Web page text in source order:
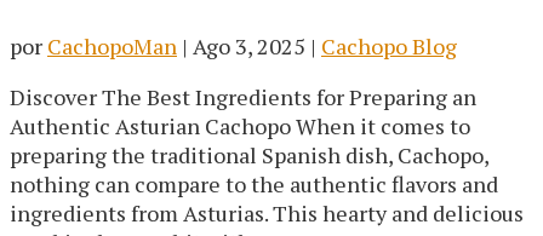
por CachopoMan | Ago 3, 2025 | Cachopo Blog
Discover The Best Ingredients for Preparing an
Authentic Asturian Cachopo When it comes to
preparing the traditional Spanish dish, Cachopo,
nothing can compare to the authentic flavors and
ingredients from Asturias. This hearty and delicious